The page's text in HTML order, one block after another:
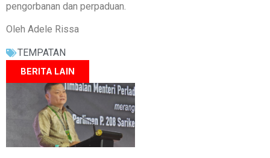
pengorbanan dan perpaduan.
Oleh Adele Rissa
TEMPATAN
BERITA LAIN